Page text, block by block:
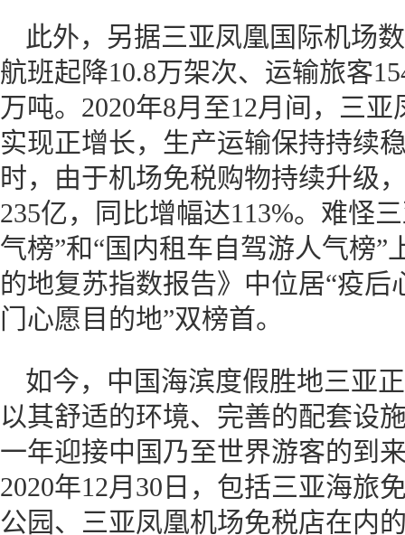
此外，另据三亚凤凰国际机场
航班起降10.8万架次、运输旅客
万吨。2020年8月至12月间，三
实现正增长，生产运输保持持续
时，由于机场免税购物持续升级
235亿，同比增幅达113%。难怪
气榜”和“国内租车自驾游人气榜”
的地复苏指数报告》中位居“疫
门心愿目的地”双榜首。
如今，中国海滨度假胜地三亚
以其舒适的环境、完善的配套设
一年迎接中国乃至世界游客的到
2020年12月30日，包括三亚海旅
公园、三亚凤凰机场免税店在内